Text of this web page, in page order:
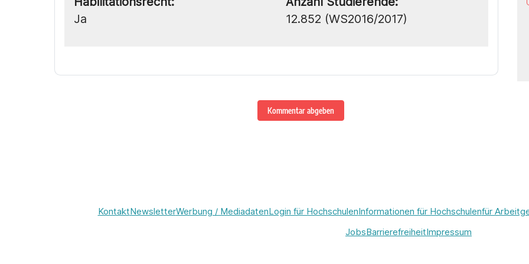
Ja
12.852 (WS2016/2017)
Kommentar abgeben
KontaktNewsletterWerbung / MediadatenLogin für HochschulenInformationen für Hochschulenfür
JobsBarrierefreiheitImpressum